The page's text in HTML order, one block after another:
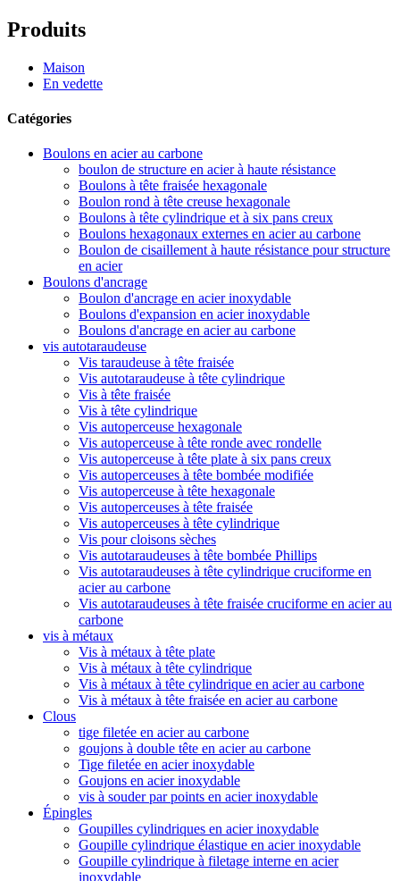
Produits
Maison
En vedette
Catégories
Boulons en acier au carbone
boulon de structure en acier à haute résistance
Boulons à tête fraisée hexagonale
Boulon rond à tête creuse hexagonale
Boulons à tête cylindrique et à six pans creux
Boulons hexagonaux externes en acier au carbone
Boulon de cisaillement à haute résistance pour structure
en acier
Boulons d'ancrage
Boulon d'ancrage en acier inoxydable
Boulons d'expansion en acier inoxydable
Boulons d'ancrage en acier au carbone
vis autotaraudeuse
Vis taraudeuse à tête fraisée
Vis autotaraudeuse à tête cylindrique
Vis à tête fraisée
Vis à tête cylindrique
Vis autoperceuse hexagonale
Vis autoperceuse à tête ronde avec rondelle
Vis autoperceuse à tête plate à six pans creux
Vis autoperceuses à tête bombée modifiée
Vis autoperceuse à tête hexagonale
Vis autoperceuses à tête fraisée
Vis autoperceuses à tête cylindrique
Vis pour cloisons sèches
Vis autotaraudeuses à tête bombée Phillips
Vis autotaraudeuses à tête cylindrique cruciforme en
acier au carbone
Vis autotaraudeuses à tête fraisée cruciforme en acier au
carbone
vis à métaux
Vis à métaux à tête plate
Vis à métaux à tête cylindrique
Vis à métaux à tête cylindrique en acier au carbone
Vis à métaux à tête fraisée en acier au carbone
Clous
tige filetée en acier au carbone
goujons à double tête en acier au carbone
Tige filetée en acier inoxydable
Goujons en acier inoxydable
vis à souder par points en acier inoxydable
Épingles
Goupilles cylindriques en acier inoxydable
Goupille cylindrique élastique en acier inoxydable
Goupille cylindrique à filetage interne en acier
inoxydable